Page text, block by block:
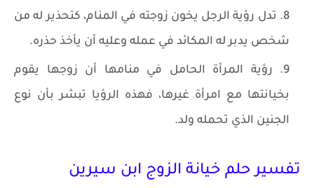
تدل رؤية الرجل يخون زوجته في المنام، كتحذير له من
شخص يدبر له المكائد في عمله وعليه أن يأخذ حذره.
رؤية المرأة الحامل في منامها أن زوجها يقوم
بخيانتها مع امرأة غيرها، فهذه الرؤيا تبشر بأن نوع
الجنين الذي تحمله ولد.
تفسير حلم خيانة الزوج ابن سيرين